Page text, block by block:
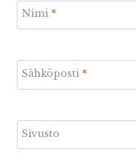
Nimi *
Sähköposti *
Sivusto